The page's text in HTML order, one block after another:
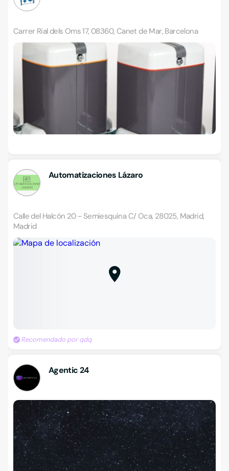
Carrer Rial dels Oms 17, 08360, Canet de Mar, Barcelona
Automatizaciones Lázaro
Calle del Halcón 20 - Semiesquina C/ Oca, 28025, Madrid,
Madrid
Recomendado por qdq
Agentic 24